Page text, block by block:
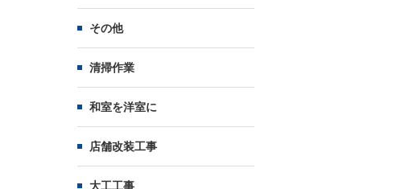
その他
清掃作業
和室を洋室に
店舗改装工事
大工工事